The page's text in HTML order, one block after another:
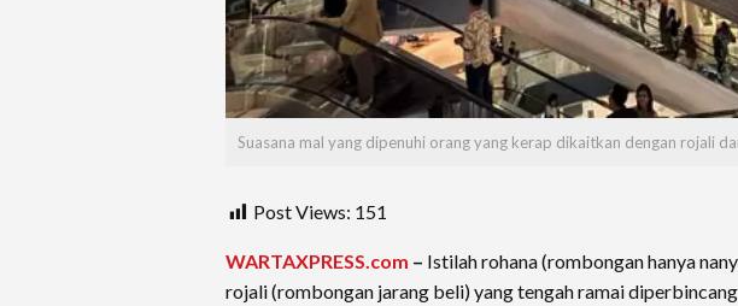
Suasana mal yang dipenuhi orang yang kerap dikaitkan dengan rojali
Post Views: 151
WARTAXPRESS.com – Istilah rohana (rombongan hanya
rojali (rombongan jarang beli) yang tengah ramai